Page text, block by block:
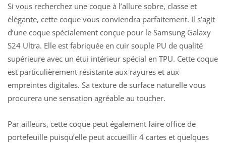
Si vous recherchez une coque à l’allure sobre, classe et
élégante, cette coque vous conviendra parfaitement. Il s’agit
d’une coque spécialement conçue pour le Samsung Galaxy
S24 Ultra. Elle est fabriquée en cuir souple PU de qualité
supérieure avec un étui intérieur spécial en TPU. Cette coque
est particulièrement résistante aux rayures et aux
empreintes digitales. Sa texture de surface naturelle vous
procurera une sensation agréable au toucher.
Par ailleurs, cette coque peut également faire office de
portefeuille puisqu’elle peut accueillir 4 cartes et quelques